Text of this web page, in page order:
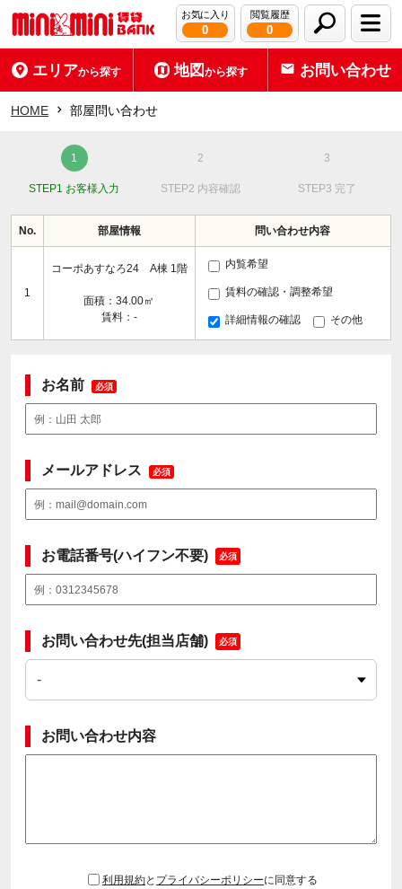
お気に入り
0
閲覧履歴
0
エリアから探す 地図から探す お問い合わせ
HOME 部屋問い合わせ
STEP1 お客様入力 STEP2 内容確認 STEP3 完了
No. 部屋情報 問い合わせ内容
1
コーポあすなろ24 A棟 1階
面積：34.00㎡
賃料：-
内覧希望
賃料の確認・調整希望
詳細情報の確認 その他
お名前 必須
メールアドレス 必須
お電話番号(ハイフン不要) 必須
お問い合わせ先(担当店舗) 必須
お問い合わせ内容
利用規約と プライバシーポリシーに同意する